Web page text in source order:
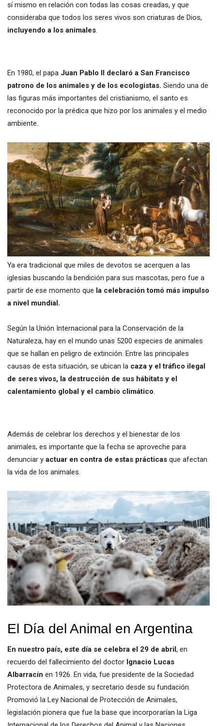
sí mismo en relación con todas las cosas creadas, y que
consideraba que todos los seres vivos son criaturas de Dios,
incluyendo a los animales.
En 1980, el papa Juan Pablo II declaró a San Francisco
patrono de los animales y de los ecologistas. Siendo una de
las figuras más importantes del cristianismo, el santo es
reconocido por la prédica que hizo por los animales y el medio
ambiente.
Ya era tradicional que miles de devotos se acerquen a las
iglesias buscando la bendición para sus mascotas, pero fue a
partir de ese momento que la celebración tomó más impulso
a nivel mundial.
Según la Unión Internacional para la Conservación de la
Naturaleza, hay en el mundo unas 5200 especies de animales
que se hallan en peligro de extinción. Entre las principales
causas de esta situación, se ubican la caza y el tráfico ilegal
de seres vivos, la destrucción de sus hábitats y el
calentamiento global y el cambio climático.
Además de celebrar los derechos y el bienestar de los
animales, es importante que la fecha se aproveche para
denunciar y actuar en contra de estas prácticas que afectan
la vida de los animales.
El Día del Animal en Argentina
En nuestro país, este día se celebra el 29 de abril , en
recuerdo del fallecimiento del doctor Ignacio Lucas
Albarracín en 1926. En vida, fue presidente de la Sociedad
Protectora de Animales, y secretario desde su fundación.
Promovió la Ley Nacional de Protección de Animales,
legislación pionera que fue la base que incorporarían la Liga